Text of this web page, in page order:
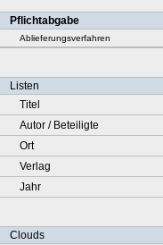
Pflichtabgabe
Ablieferungsverfahren
Listen
Titel
Autor / Beteiligte
Ort
Verlag
Jahr
Clouds